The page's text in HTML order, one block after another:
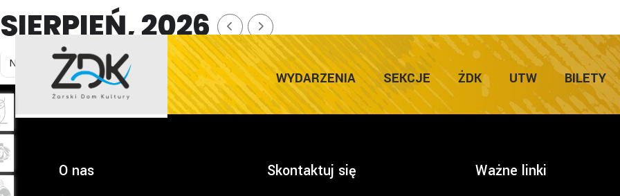
WYDARZENIA SEKCJE ŻDK UTW BILETY
SIERPIEŃ, 2026
NO EVENTS
O nas Skontaktuj się Ważne linki